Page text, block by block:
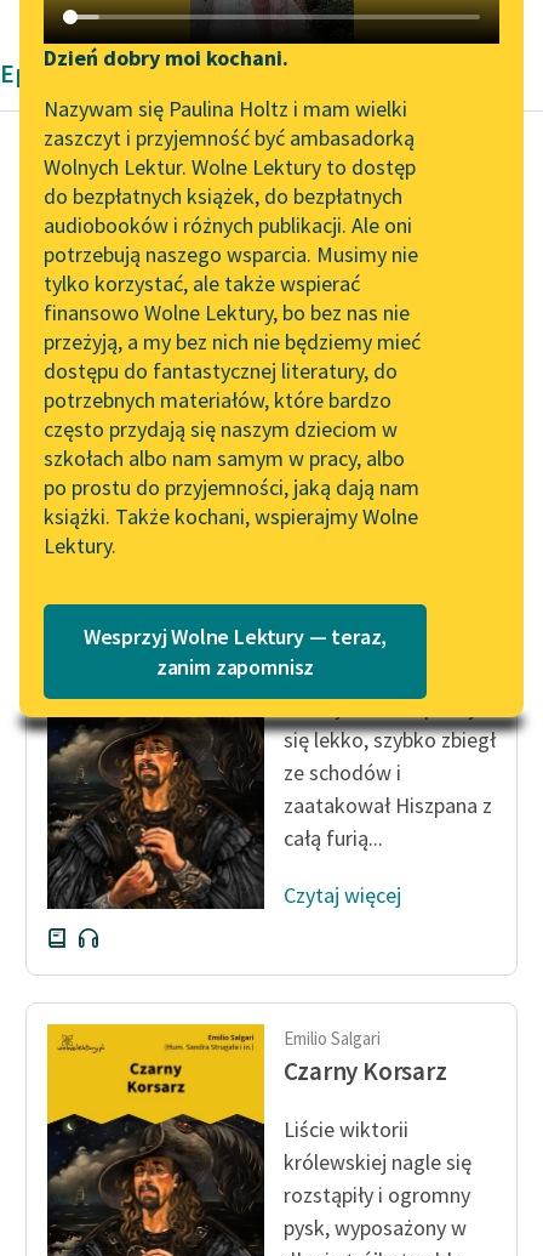
Katalog DAISY
Podkasty o książkach
Zgłoś brak utworu
Aktualności
„Prokurator Alicja Horn”
do słuchania
Byliśmy częścią AI Impact
Lab
Zapraszamy na spotkanie
online z tłumaczkami
literatury skandynawskiej
Spotkanie z Katarzyną
Tunkiel w Oslo
102. lata temu zmarł
Joseph Conrad
Lektury szkolne i klasyka
literatury do słuchania dla
uczennic i uczniów z
niepełnosprawnościami
E-kolekcja lektur
szkolnych i literatury do
słuchania dla uczennic i
uczniów z
niepełnosprawnościami
Feministyczne inspiracje.
skandynawskiej literatury
feministycznej
Ręce pełne poezji
Kolekcje edukacyjne
twórców przechodzących
do domeny publicznej,
lektur szkolnych oraz
Narzędzia
Mapa Wolnych Lektur
Leśmianator
Przewodnik dla piszących i
czytających
API
OAI-PMH
Widget Wolnych Lektur
Przypisy
Katalog w formacie PDF
Dzień dobry moi kochani.
Nazywam się Paulina Holtz i mam wielki
zaszczyt i przyjemność być ambasadorką
Wolnych Lektur. Wolne Lektury to dostęp
do bezpłatnych książek, do bezpłatnych
audiobooków i różnych publikacji. Ale oni
potrzebują naszego wsparcia. Musimy nie
tylko korzystać, ale także wspierać
finansowo Wolne Lektury, bo bez nas nie
przeżyją, a my bez nich nie będziemy mieć
dostępu do fantastycznej literatury, do
potrzebnych materiałów, które bardzo
często przydają się naszym dzieciom w
szkołach albo nam samym w pracy, albo
po prostu do przyjemności, jaką dają nam
książki. Także kochani, wspierajmy Wolne
Lektury.
Wesprzyj Wolne Lektury — teraz,
zanim zapomnisz
Epika Emilia Salgariego
Emilio Salgari
Czarny Korsarz
Gestem ręki dał znak,
żeby wszyscy się
rozstąpili. Jego ruchy
zdradzały niebywałą
pewność siebie i...
Czytaj więcej
Czarny Korsarz
Czarny Korsarz pochylił
się lekko, szybko zbiegł
ze schodów i
zaatakował Hiszpana z
całą furią...
Czytaj więcej
Emilio Salgari
Czarny Korsarz
Liście wiktorii
królewskiej nagle się
rozstąpiły i ogromny
pysk, wyposażony w